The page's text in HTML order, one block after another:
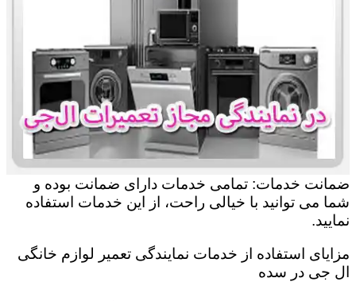
ضمانت خدمات: تمامی خدمات دارای ضمانت بوده و
شما می توانید با خیالی راحت، از این خدمات استفاده
نمایید.
مزایای استفاده از خدمات نمایندگی تعمیر لوازم خانگی
ال جی در سده